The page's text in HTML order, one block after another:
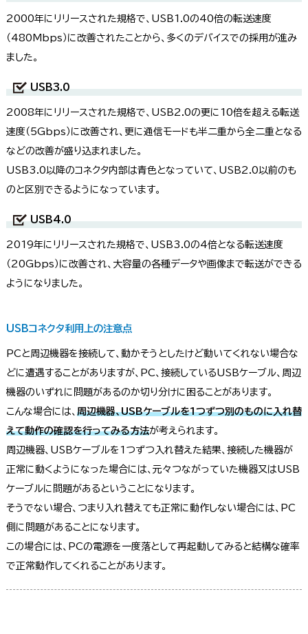
2000年にリリースされた規格で、USB1.0の40倍の転送速度
（480Mbps）に改善されたことから、多くのデバイスでの採用が進み
ました。
USB3.0
2008年にリリースされた規格で、USB2.0の更に10倍を超える転送
速度（5Gbps）に改善され、更に通信モードも半二重から全二重となる
などの改善が盛り込まれました。
USB3.0以降のコネクタ内部は青色となっていて、USB2.0以前のも
のと区別できるようになっています。
USB4.0
2019年にリリースされた規格で、USB3.0の4倍となる転送速度
（20Gbps）に改善され、大容量の各種データや画像まで転送ができる
ようになりました。
USBコネクタ利用上の注意点
PCと周辺機器を接続して、動かそうとしたけど動いてくれない場合な
どに遭遇することがありますが、PC、接続しているUSBケーブル、周辺
機器のいずれに問題があるのか切り分けに困ることがあります。
こんな場合には、 周辺機器、USBケーブルを1つずつ別のものに入れ替
えて動作の確認を行ってみる方法が考えられます。
周辺機器、USBケーブルを1つずつ入れ替えた結果、接続した機器が
正常に動くようになった場合には、元々つながっていた機器又はUSB
ケーブルに問題があるということになります。
そうでない場合、つまり入れ替えても正常に動作しない場合には、PC
側に問題があることになります。
この場合には、PCの電源を一度落として再起動してみると結構な確率
で正常動作してくれることがあります。